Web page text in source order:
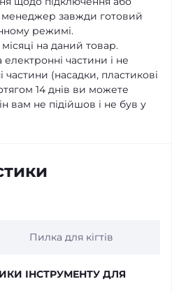
менеджер завжди готовий
режимі.
на даний товар.
частини і не
(насадки, пластикові
14 днів ви можете
вам не підійшов і не був у
Пилка для кігтів
ІНСТРУМЕНТУ ДЛЯ